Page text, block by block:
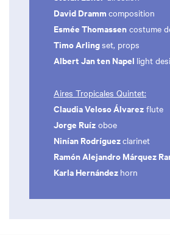
David Dramm composition
Esmée Thomassen costume
Timo Arlingset, props
Albert Jan ten Napel light
Aires Tropicales Quintet:
Claudia Veloso Álvarez flute
Jorge Ruíz oboe
Ninían Rodríguezclarinet
Ramón Alejandro Márquez
Karla Hernández horn